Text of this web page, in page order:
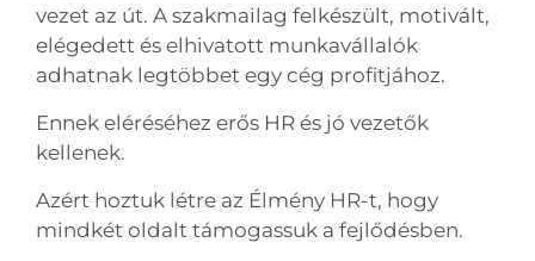
vezet az út. A szakmailag felkészült, motivált,
elégedett és elhivatott munkavállalók
adhatnak legtöbbet egy cég profitjához.
Ennek eléréséhez erős HR és jó vezetők
kellenek.
Azért hoztuk létre az Élmény HR-t, hogy
mindkét oldalt támogassuk a fejlődésben.